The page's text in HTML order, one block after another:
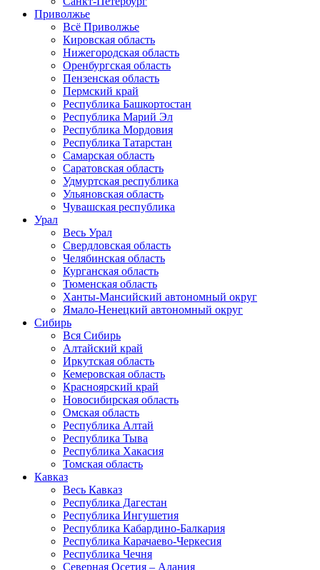
Приволжье
Всё Приволжье
Кировская область
Нижегородская область
Оренбургская область
Пензенская область
Пермский край
Республика Башкортостан
Республика Марий Эл
Республика Мордовия
Республика Татарстан
Самарская область
Саратовская область
Удмуртская республика
Ульяновская область
Чувашская республика
Урал
Весь Урал
Свердловская область
Челябинская область
Курганская область
Тюменская область
Ханты-Мансийский автономный округ
Ямало-Ненецкий автономный округ
Сибирь
Вся Сибирь
Алтайский край
Иркутская область
Кемеровская область
Красноярский край
Новосибирская область
Омская область
Республика Алтай
Республика Тыва
Республика Хакасия
Томская область
Кавказ
Весь Кавказ
Республика Дагестан
Республика Ингушетия
Республика Кабардино-Балкария
Республика Карачаево-Черкесия
Республика Чечня
Северная Осетия – Алания